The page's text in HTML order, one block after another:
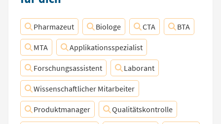
Pharmazeut Biologe CTA BTA
MTA Applikationsspezialist
Forschungsassistent Laborant
Wissenschaftlicher Mitarbeiter
Produktmanager Qualitätskontrolle